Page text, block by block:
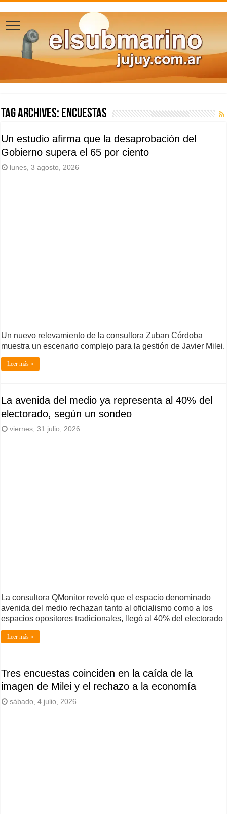
Tag Archives: encuestas
Un estudio afirma que la desaprobación del
Gobierno supera el 65 por ciento
lunes, 3 agosto, 2026
Un nuevo relevamiento de la consultora Zuban Córdoba
muestra un escenario complejo para la gestión de Javier Milei.
Leer más »
La avenida del medio ya representa al 40% del
electorado, según un sondeo
viernes, 31 julio, 2026
La consultora QMonitor reveló que el espacio denominado
avenida del medio rechazan tanto al oficialismo como a los
espacios opositores tradicionales, llegò al 40% del electorado
Leer más »
Tres encuestas coinciden en la caída de la
imagen de Milei y el rechazo a la economía
sábado, 4 julio, 2026